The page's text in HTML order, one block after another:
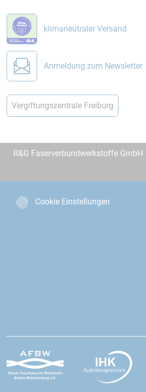
klimaneutraler Versand
Anmeldung zum Newsletter
Vergiftungszentrale Freiburg
R&G Faserverbundwerkstoffe GmbH
Cookie Einstellungen